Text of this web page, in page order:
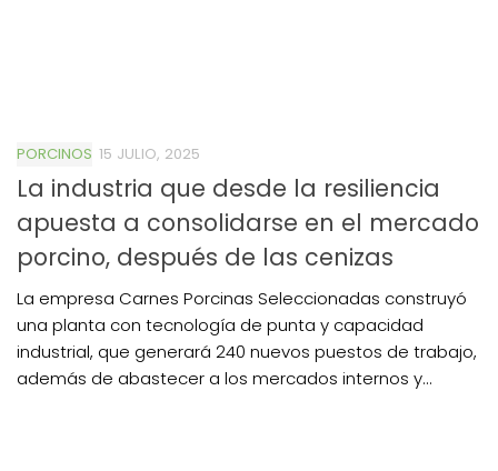
PORCINOS 15 JULIO, 2025
La industria que desde la resiliencia
apuesta a consolidarse en el mercado
porcino, después de las cenizas
La empresa Carnes Porcinas Seleccionadas construyó
una planta con tecnología de punta y capacidad
industrial, que generará 240 nuevos puestos de trabajo,
además de abastecer a los mercados internos y...